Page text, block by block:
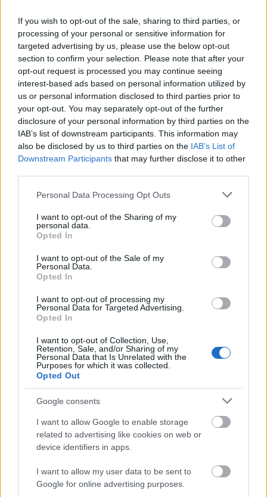
If you wish to opt-out of the sale, sharing to third parties, or
processing of your personal or sensitive information for
targeted advertising by us, please use the below opt-out
section to confirm your selection. Please note that after your
opt-out request is processed you may continue seeing
interest-based ads based on personal information utilized by
us or personal information disclosed to third parties prior to
your opt-out. You may separately opt-out of the further
disclosure of your personal information by third parties on the
IAB’s list of downstream participants. This information may
also be disclosed by us to third parties on the IAB’s List of
Downstream Participants that may further disclose it to other
Please note that this website/app uses one or more Google
not limited to your visit or usage behaviour. You may click to
grant or deny consent to Google and its third-party tags to
use your data for below specified purposes in below Google
consent section.
Personal Data Processing Opt Outs
I want to opt-out of the Sharing of my
personal data.
Opted In
I want to opt-out of the Sale of my
Personal Data.
Opted In
I want to opt-out of processing my
Personal Data for Targeted Advertising.
Opted In
I want to opt-out of Collection, Use,
Retention, Sale, and/or Sharing of my
Personal Data that Is Unrelated with the
Purposes for which it was collected.
Opted Out
Google consents
I want to allow Google to enable storage
related to advertising like cookies on web or
device identifiers in apps.
I want to allow my user data to be sent to
Google for online advertising purposes.
πρωτοβουλιών που αναδεικνύουν την ιαπωνική
κουλτούρα, ενισχύουν τον πολιτιστικό διάλογο, και
συμβάλλουν στη βιωσιμότητα και την ποιότητα
ζωής στον αστικό χώρο. Η δημιουργία του
Ιαπωνικού Πάρκου της Αθήνας το 2021, με την
υποστήριξη της JTI Hellas, καθώς και η συνεχής
φροντίδα και συντήρησή του από την Εταιρεία,
αποτελούν χαρακτηριστικό παράδειγμα μίας
ολοκληρωμένης σύμπραξης δημόσιου και
αποτύπωμα.
Μέσα από τη σταθερή στήριξη της διοργάνωσης, η
JTI συμβάλλει στην εδραίωση του Natsu Matsuri
ως θεσμού για τα αθηναϊκά δρώμενα,
προσφέροντας στο κοινό μια ανοιχτή, συμμετοχική
και αυθεντική εμπειρία πολιτισμού και
ψυχαγωγίας.
ΔΙΑΒΑΣΕ ΑΚΟΜΗ:
BOROTALCO: Ένα καλοκαιρινό ταξίδι στην καρδιά της
Ιταλίας
Από έναν 17χρονο πρόσφυγα σε μια γλυκιά ιστορία 100
χρόνων
Όσους Ζουν Κάθε Στιγμή στο Έπακρο από την adidas
Originals